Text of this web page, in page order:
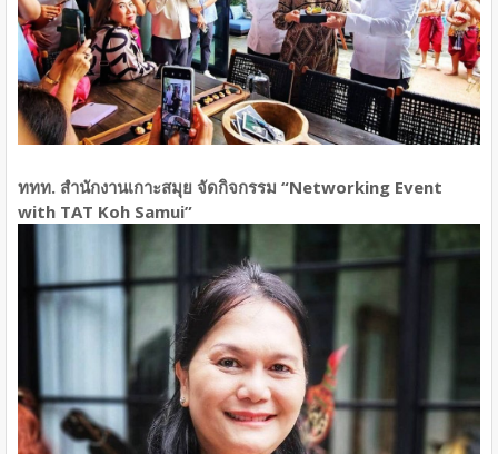
ททท. สำนักงานเกาะสมุย จัดกิจกรรม “Networking Event
with TAT Koh Samui”